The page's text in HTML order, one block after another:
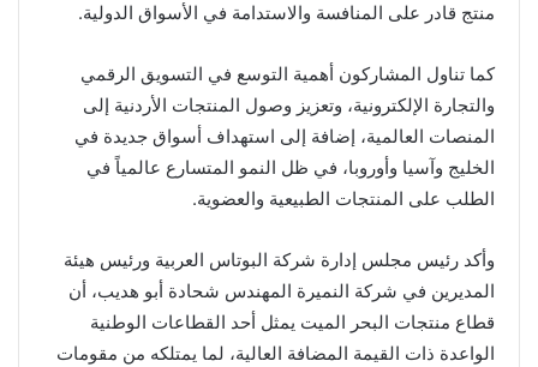
منتج قادر على المنافسة والاستدامة في الأسواق الدولية.
كما تناول المشاركون أهمية التوسع في التسويق الرقمي
والتجارة الإلكترونية، وتعزيز وصول المنتجات الأردنية إلى
المنصات العالمية، إضافة إلى استهداف أسواق جديدة في
الخليج وآسيا وأوروبا، في ظل النمو المتسارع عالمياً في
الطلب على المنتجات الطبيعية والعضوية.
وأكد رئيس مجلس إدارة شركة البوتاس العربية ورئيس هيئة
المديرين في شركة النميرة المهندس شحادة أبو هديب، أن
قطاع منتجات البحر الميت يمثل أحد القطاعات الوطنية
الواعدة ذات القيمة المضافة العالية، لما يمتلكه من مقومات